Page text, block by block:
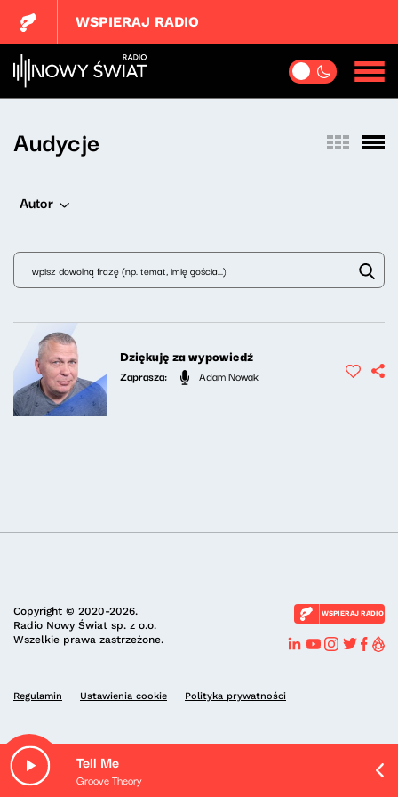
Tell Me
Groove Theory
WSPIERAJ RADIO
Audycje
Autor
Dziękuję za wypowiedź
Zaprasza: Adam Nowak
Copyright © 2020-2026.
Radio Nowy Świat sp. z o.o.
Wszelkie prawa zastrzeżone.
WSPIERAJ RADIO
Regulamin Ustawienia cookie Polityka prywatności